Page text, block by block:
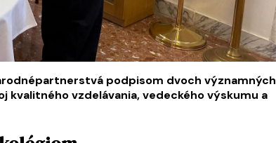
podpisom dvoch významných
vzdelávania, vedeckého výskumu a